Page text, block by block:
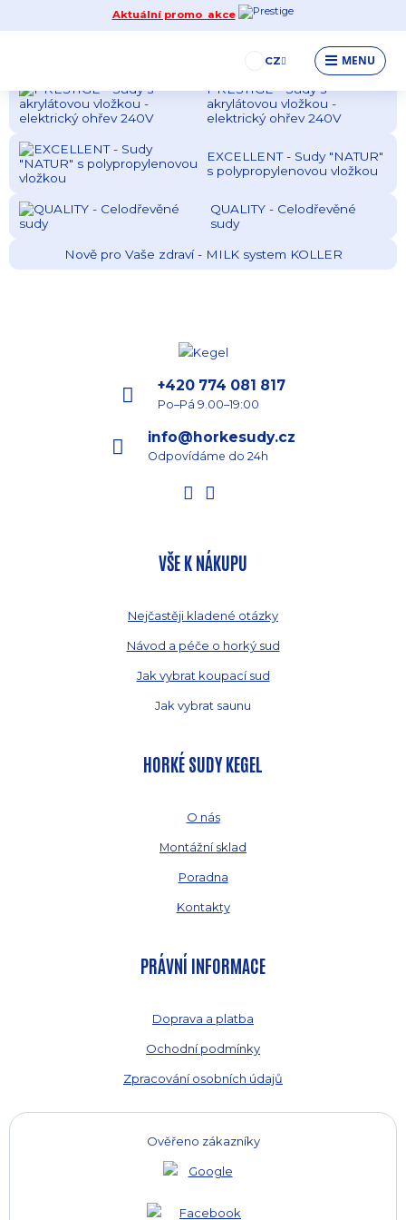
Aktuální promo akce
CZ MENU
PRESTIGE - Sudy s
akrylátovou vložkou - s
kamny na dřevo
PRESTIGE - Sudy s
akrylátovou vložkou -
elektrický ohřev 240V
EXCELLENT - Sudy "NATUR"
s polypropylenovou vložkou
QUALITY - Celodřevěné
sudy
Nově pro Vaše zdraví - MILK system KOLLER
+420 774 081 817
Po–Pá 9.00–19:00
info@horkesudy.cz
Odpovídáme do 24h
VŠE K NÁKUPU
Nejčastěji kladené otázky
Návod a péče o horký sud
Jak vybrat koupací sud
Jak vybrat saunu
HORKÉ SUDY KEGEL
O nás
Montážní sklad
Poradna
Kontakty
PRÁVNÍ INFORMACE
Doprava a platba
Ochodní podmínky
Zpracování osobních údajů
Ověřeno zákazníky